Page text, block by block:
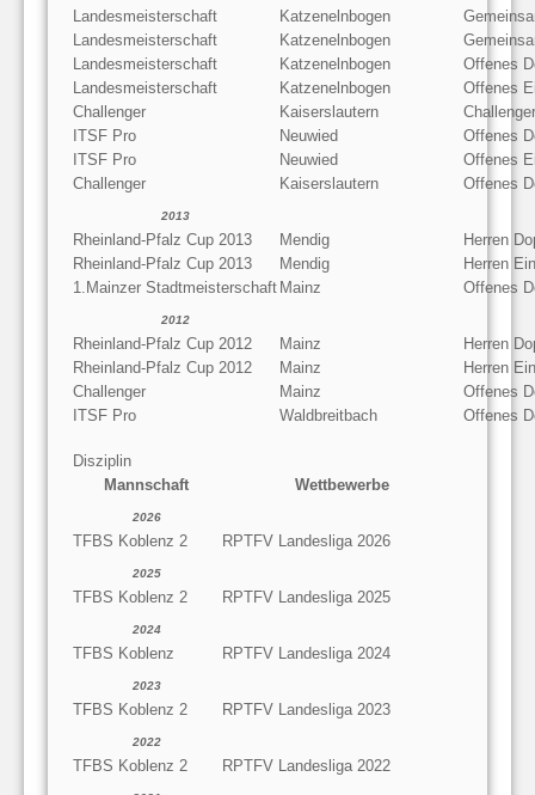
Landesmeisterschaft Katzenelnbogen
Landesmeisterschaft
Katzenelnbogen
Landesmeisterschaft
Katzenelnbogen
Offenes
Landesmeisterschaft
Katzenelnbogen
Offenes
Challenger
Kaiserslautern
Challenger
ITSF Pro
Neuwied
Offenes
ITSF Pro
Neuwied
Offenes
Challenger
Kaiserslautern Offenes
2013
Rheinland-Pfalz Cup 2013 Mendig
Herren
Rheinland-Pfalz Cup 2013
Mendig
Herren
1.Mainzer Stadtmeisterschaft Mainz Offenes
2012
Rheinland-Pfalz Cup 2012 Mainz
Herren
Rheinland-Pfalz Cup 2012
Mainz
Herren
Challenger
Mainz
Offenes
ITSF Pro
Waldbreitbach Offenes
Disziplin
Mannschaft
Wettbewerbe
2026
TFBS Koblenz 2 RPTFV Landesliga 2026
2025
TFBS Koblenz 2 RPTFV Landesliga 2025
2024
TFBS Koblenz RPTFV Landesliga 2024
2023
TFBS Koblenz 2 RPTFV Landesliga 2023
2022
TFBS Koblenz 2 RPTFV Landesliga 2022